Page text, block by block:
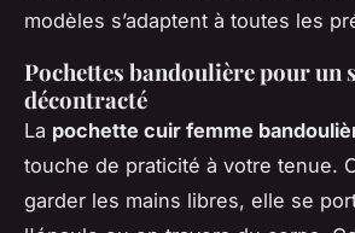
modèles s’adaptent à toutes les
Pochettes bandoulière pour un
décontracté
La pochette cuir femme
touche de praticité à votre tenue.
garder les mains libres, elle se